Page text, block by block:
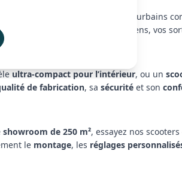
, idéals pour les déplacements urbains
parfaits pour vos trajets quotidiens, vos
ultra-compact pour l’intérieur, ou un
de fabrication, sa sécurité et son
showroom de 250 m², essayez nos
le montage, les réglages